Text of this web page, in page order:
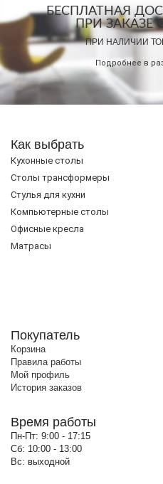
БЕСПЛАТНАЯ
ПРИ ЗАКАЗЕ
ПРИ НАЛИЧИИ
Подробнее в
Как выбрать
Кухонные столы
Cтолы трансформеры
Стулья для кухни
Компьютерные столы
Офисные кресла
Матрасы
Покупатель
Корзина
Правила работы
Мой профиль
История заказов
Время работы
Пн-Пт: 9:00 - 17:15
Сб: 10:00 - 13:00
Вс: выходной